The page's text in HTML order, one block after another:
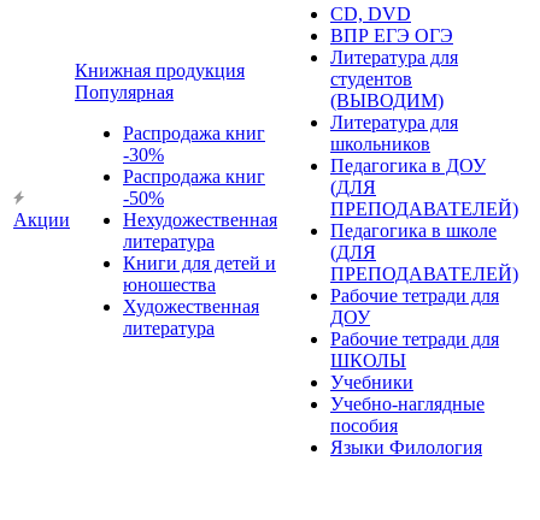
Акции
Книжная продукция
Популярная
Распродажа книг
-30%
Распродажа книг
-50%
Нехудожественная
литература
Книги для детей и
юношества
Художественная
литература
CD, DVD
ВПР ЕГЭ ОГЭ
Литература для
студентов
(ВЫВОДИМ)
Литература для
школьников
Педагогика в ДОУ
(ДЛЯ
ПРЕПОДАВАТЕЛЕЙ)
Педагогика в школе
(ДЛЯ
ПРЕПОДАВАТЕЛЕЙ)
Рабочие тетради для
ДОУ
Рабочие тетради для
ШКОЛЫ
Учебники
Учебно-наглядные
пособия
Языки Филология